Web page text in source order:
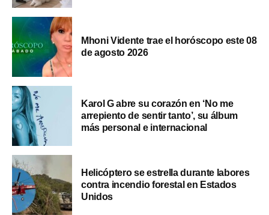
Mhoni Vidente trae el horóscopo este 08
de agosto 2026
Karol G abre su corazón en ‘No me
arrepiento de sentir tanto’, su álbum
más personal e internacional
Helicóptero se estrella durante labores
contra incendio forestal en Estados
Unidos